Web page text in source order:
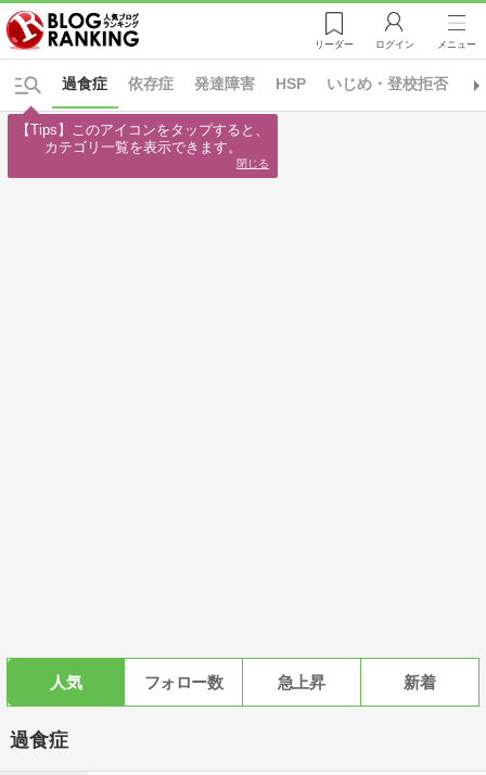
リーダー ログイン メニュー
依存症 発達障害 HSP いじめ・登校拒否
過食症
人気 フォロー数 急上昇 新着
過食症
【Tips】このアイコンをタップすると、
カテゴリ一覧を表示できます。
閉じる